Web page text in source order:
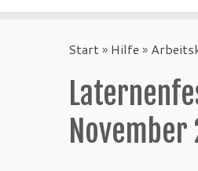
Start» Hilfe »
November